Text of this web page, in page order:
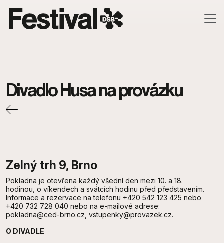
Divadlo Husa na provázku
Zelný trh 9, Brno
Pokladna je otevřena každý všední den mezi 10. a 18.
hodinou, o víkendech a svátcích hodinu před představením.
Informace a rezervace na telefonu +420 542 123 425 nebo
+420 732 728 040 nebo na e-mailové adrese:
pokladna@ced-brno.cz, vstupenky@provazek.cz.
O DIVADLE